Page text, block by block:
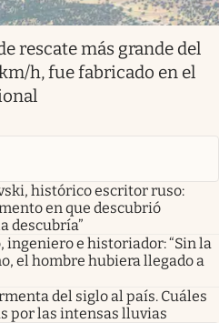
rescate más grande del
h, fue fabricado en el
histórico escritor ruso:
en que descubrió
descubría”
ingeniero e historiador: “Sin la
el hombre hubiera llegado a
del siglo al país. Cuáles
por las intensas lluvias